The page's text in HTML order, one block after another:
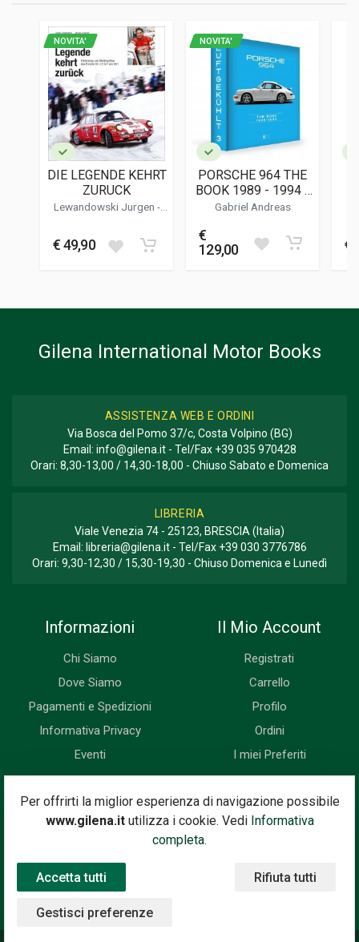
ISBN / EAN
9781787110816
LINGUA DEL TESTO
DATA DI STAMPA
NOVITA'
DIE LEGENDE KEHRT
ZURUCK
Lewandowski Jurgen -
€ 49,90
NOVITA'
PORSCHE 964 THE
BOOK 1989 - 1994 -
LUFTGEKUHLT 3
Gabriel Andreas
€
129,00
€
Per offrirti la miglior esperienza di navigazione possibile
www.gilena.itutilizza i cookie. Vedi Informativa
completa.
Accetta tutti Rifiuta tutti
Gestisci preferenze
Gilena International Motor Books
ASSISTENZA WEB E ORDINI
Via Bosca del Pomo 37/c, Costa Volpino (BG)
Email: info@gilena.it- Tel/Fax +39 035 970428
Orari: 8,30-13,00 / 14,30-18,00 - Chiuso Sabato e Domenica
LIBRERIA
Viale Venezia 74 - 25123, BRESCIA (Italia)
Email: libreria@gilena.it- Tel/Fax +39 030 3776786
Orari: 9,30-12,30 / 15,30-19,30 - Chiuso Domenica e Lunedì
Informazioni
Chi Siamo
Dove Siamo
Pagamenti e Spedizioni
Informativa Privacy
Eventi
Il Mio Account
Registrati
Carrello
Profilo
Ordini
I miei Preferiti
Newsletter
Iscriviti subito alla nostra newsletter. Riceverai prima di tutti le
novità, le offerte, i prossimi eventi...
Indirizzo Email
Iscriviti